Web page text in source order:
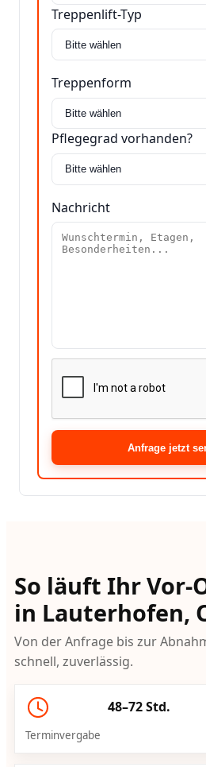
Treppenlift-Typ
Treppenform
Pflegegrad vorhanden?
Nachricht
Anfrage jetzt
So läuft Ihr Vor-
in Lauterhofen,
Von der Anfrage bis zur
schnell, zuverlässig.
48–72 Std.
Terminvergabe